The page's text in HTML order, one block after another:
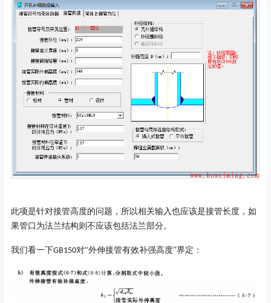
此项是针对接管高度的问题，所以相关输入也应该是接管长度，如
果管口为法兰结构则不应该包括法兰部分。
我们看一下GB150对“外伸接管有效补强高度”界定：